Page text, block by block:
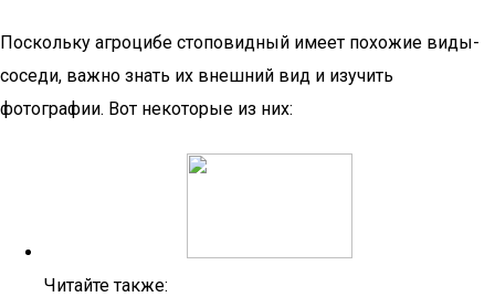
Поскольку агроцибе стоповидный имеет похожие виды-
соседи, важно знать их внешний вид и изучить
фотографии. Вот некоторые из них:
Читайте также: